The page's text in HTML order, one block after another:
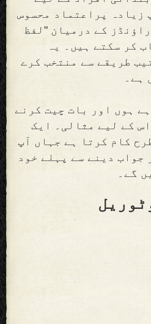
زیادہ پراعتماد محسوس
کے درمیان "لفظ
کر سکتے ہیں۔ یہ
طریقے سے منتخب کرے
ہوں اور بات چیت کرنے
کے لیے مثالی۔ ایک
کام کرتا ہے جہاں آپ
جواب دینے سے پہلے خود
گے۔